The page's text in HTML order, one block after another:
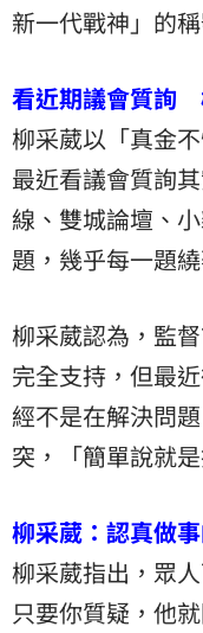
新一代戰神」的
看近期議會質詢
柳采葳以「真金
最近看議會質詢
線、雙城論壇、
題，幾乎每一題
柳采葳認為，監
完全支持，但最
經不是在解決問
突，「簡單說就
柳采葳：認真做
柳采葳指出，眾
只要你質疑，他